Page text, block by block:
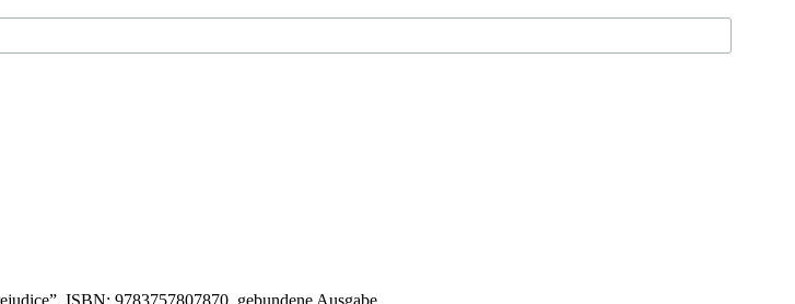
ISBN: 9783757807870, gebundene Ausgabe.